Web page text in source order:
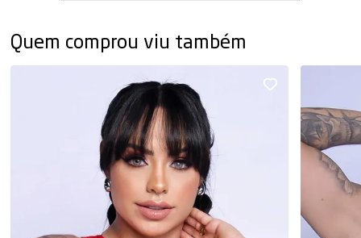
Quem comprou viu também